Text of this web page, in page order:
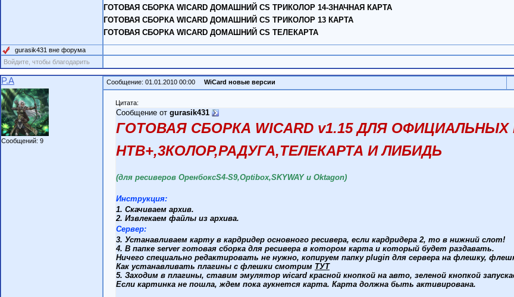
ГОТОВАЯ СБОРКА WICARD ДОМАШНИЙ CS ТРИКОЛОР 14-ЗНАЧНАЯ КАРТА
ГОТОВАЯ СБОРКА WICARD ДОМАШНИЙ CS ТРИКОЛОР 13 КАРТА
ГОТОВАЯ СБОРКА WICARD ДОМАШНИЙ CS ТЕЛЕКАРТА
gurasik431 вне форума
Войдите, чтобы благодарить
P.A
Сообщений: 9
Сообщение: 01.01.2010 00:00 WiCard новые версии
Цитата:
Сообщение от gurasik431
ГОТОВАЯ СБОРКА WICARD v1.15 ДЛЯ ОФИЦИАЛЬНЫХ
НТВ+,3КОЛОР,РАДУГА,ТЕЛЕКАРТА И ЛИБИДЬ
(для ресиверов ОренбоксS4-S9,Optibox,SKYWAY и Oktagon)
Инструкция:
1. Скачиваем архив.
2. Извлекаем файлы из архива.
Сервер:
3. Устанавливаем карту в кардридер основного ресивера, если кардридера 2, то в нижний слот!
4. В папке server готовая сборка для ресивера в котором карта и который будет раздавать.
Ничего специально редактировать не нужно, копируем папку plugin для сервера на флешку,
Как устанавливать плагины с флешки смотрим ТУТ
5. Заходим в плагины, ставим эмулятор wicard красной кнопкой на авто, зеленой кнопкой
Если картинка не пошла, ждем пока аукнется карта. Карта должна быть активирована.